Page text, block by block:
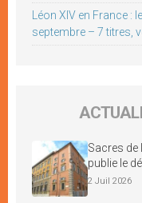
Léon XIV en France :
septembre – 7 titres,
Sacres de
publie le
2 Juil 2026